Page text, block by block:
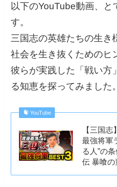
以下のYouTube動画、と
す。
三国志の英雄たちの生き
社会を生き抜くためのヒ
彼らが実践した「戦い方
る知恵を探ってみました。
YouTube
【三国
最強将軍
る人”の
伝 暴喰